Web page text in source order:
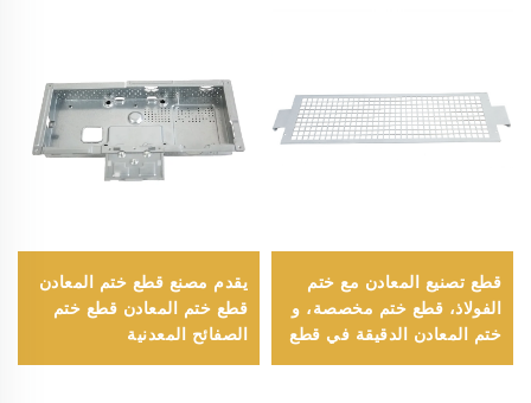
قطع تصنيع المعادن مع ختم
الفولاذ، قطع ختم مخصصة، و
ختم المعادن الدقيقة في قطع
المعادن المقطوعة بالليزر
يقدم مصنع قطع ختم المعادن
قطع ختم المعادن قطع ختم
الصفائح المعدنية